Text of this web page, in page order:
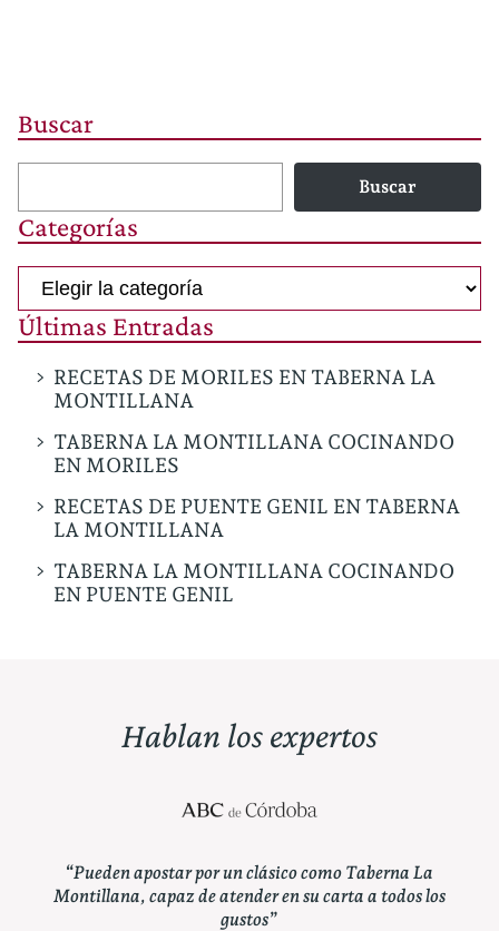
Buscar
Buscar
Categorías
Categorías
Últimas Entradas
RECETAS DE MORILES EN TABERNA LA
MONTILLANA
TABERNA LA MONTILLANA COCINANDO
EN MORILES
RECETAS DE PUENTE GENIL EN TABERNA
LA MONTILLANA
TABERNA LA MONTILLANA COCINANDO
EN PUENTE GENIL
Hablan los expertos
“Pueden apostar por un clásico como Taberna La
Montillana, capaz de atender en su carta a todos los
gustos”